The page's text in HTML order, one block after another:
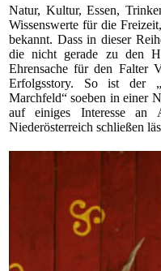
Natur, Kultur, Essen,
Wissenswerte für die
bekannt. Dass in dieser
die nicht gerade zu den
Ehrensache für den Falter
Erfolgsstory. So ist der
Marchfeld“ soeben in einer
auf einiges Interesse an
Niederösterreich schließen